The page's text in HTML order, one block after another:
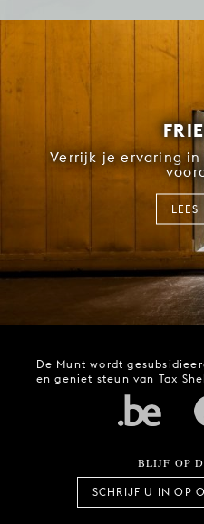
Verrijk je ervaring
LEES
De Munt wordt
en geniet steun van Tax
BLIJF OP
SCHRIJF U IN OP